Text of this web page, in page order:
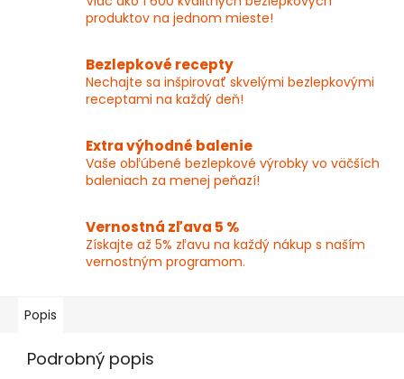
produktov na jednom mieste!
Bezlepkové recepty
Nechajte sa inšpirovať skvelými bezlepkovými
receptami na každý deň!
Extra výhodné balenie
Vaše obľúbené bezlepkové výrobky vo väčších
baleniach za menej peňazí!
Vernostná zľava 5 %
Získajte až 5% zľavu na každý nákup s naším
vernostným programom.
Popis
Podrobný popis